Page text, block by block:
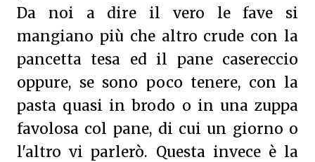
Da noi a dire il vero le fave si
mangiano più che altro crude con la
pancetta tesa ed il pane casereccio
oppure, se sono poco tenere, con la
pasta quasi in brodo o in una zuppa
favolosa col pane, di cui un giorno o
l'altro vi parlerò. Questa invece è la